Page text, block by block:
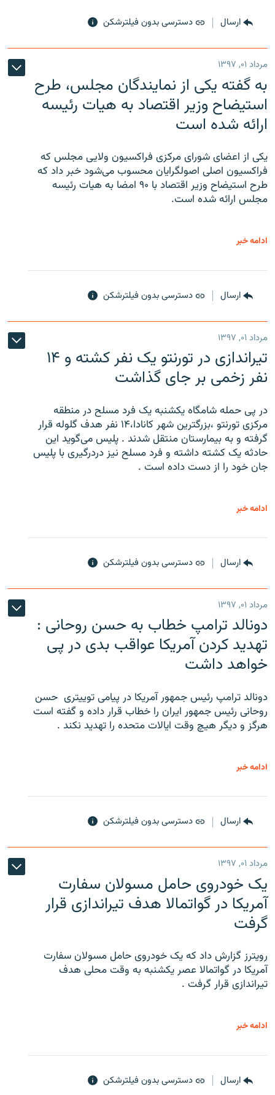
ارسال دسترسی بدون فیلترشکن
مرداد ۰۱, ۱۳۹۷
به گفته یکی از نمایندگان مجلس، طرح
استیضاح وزیر اقتصاد به هیات رئیسه
ارائه شده است
یکی از اعضای شورای مرکزی فراکسیون ولایی مجلس که
فراکسیون اصلی اصولگرایان محسوب می‌شود خبر داد که
طرح استیضاح وزیر اقتصاد با ۹۰ امضا به هیات رئیسه
مجلس ارائه شده است.
ادامه خبر
ارسال دسترسی بدون فیلترشکن
مرداد ۰۱, ۱۳۹۷
تیراندازی در تورنتو یک نفر کشته و ۱۴
نفر زخمی بر جای گذاشت
در پی حمله شامگاه یکشنبه یک فرد مسلح در منطقه
مرکزی تورنتو ،‌بزرگترین شهر کانادا،۱۴ نفر هدف گلوله قرار
گرفته و به بیمارستان منتقل شدند . پلیس می‌گوید این
حادثه یک کشته داشته و فرد مسلح نیز دردرگیری با پلیس
جان خود را از دست داده است .
ادامه خبر
ارسال دسترسی بدون فیلترشکن
مرداد ۰۱, ۱۳۹۷
دونالد ترامپ خطاب به حسن روحانی :
تهدید کردن آمریکا عواقب بدی در پی
خواهد داشت
دونالد ترامپ رئیس جمهور آمریکا در پیامی توییتری ‌ حسن
روحانی رئیس جمهور ایران را خطاب قرار داده و گفته است
هرگز و دیگر هیچ وقت ایالات متحده را تهدید نکند .
ادامه خبر
ارسال دسترسی بدون فیلترشکن
مرداد ۰۱, ۱۳۹۷
یک خودروی حامل مسولان سفارت
آمریکا در گواتمالا هدف تیراندازی قرار
گرفت
رویترز گزارش داد که یک خودروی حامل مسولان سفارت
آمریکا در گواتمالا عصر یکشنبه به وقت محلی هدف
تیراندازی قرار گرفت .
ادامه خبر
ارسال دسترسی بدون فیلترشکن